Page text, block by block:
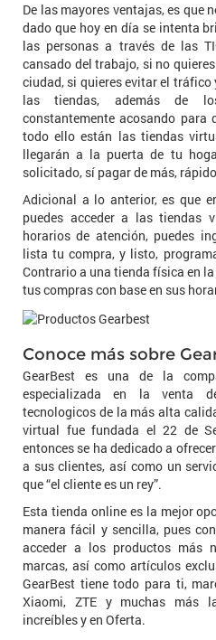
De las mayores ventajas, es que
dado que hoy en día se intenta
las personas a través de las
cansado del trabajo, si no
ciudad, si quieres evitar el tráfico
las tiendas, además de
constantemente acosando para
todo ello están las tiendas
llegarán a la puerta de tu
solicitado, sí pagar de más,
Adicional a lo anterior, es que
puedes acceder a las tiendas
horarios de atención, puedes
lista tu compra, y listo,
Contrario a una tienda física en
tus compras con base en sus
Conoce más sobre
GearBest es una de la
especializada en la venta
tecnologicos de la más alta
virtual fue fundada el 22 de
entonces se ha dedicado a
a sus clientes, así como un
que “el cliente es un rey”.
Esta tienda online es la mejor
manera fácil y sencilla, pues
acceder a los productos más
marcas, así como artículos
GearBest tiene todo para ti,
Xiaomi, ZTE y muchas más
increíbles y en Oferta.